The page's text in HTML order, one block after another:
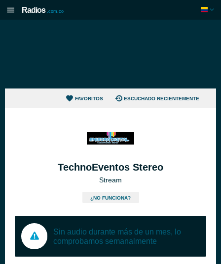
Radios .com.co
FAVORITOS ESCUCHADO RECIENTEMENTE
TechnoEventos Stereo
Stream
¿NO FUNCIONA?
Sin audio durante más de un mes, lo
comprobamos semanalmente